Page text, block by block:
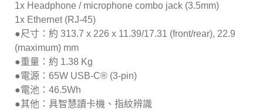
1x Headphone / microphone combo jack (3.5mm)
1x Ethernet (RJ-45)
●尺寸：約 313.7 x 226 x 11.39/17.31 (front/rear), 22.9
(maximum) mm
●重量：約 1.38 Kg
●電源：65W USB-C® (3-pin)
●電池：46.5Wh
●其他：具智慧讀卡機、指紋辨識